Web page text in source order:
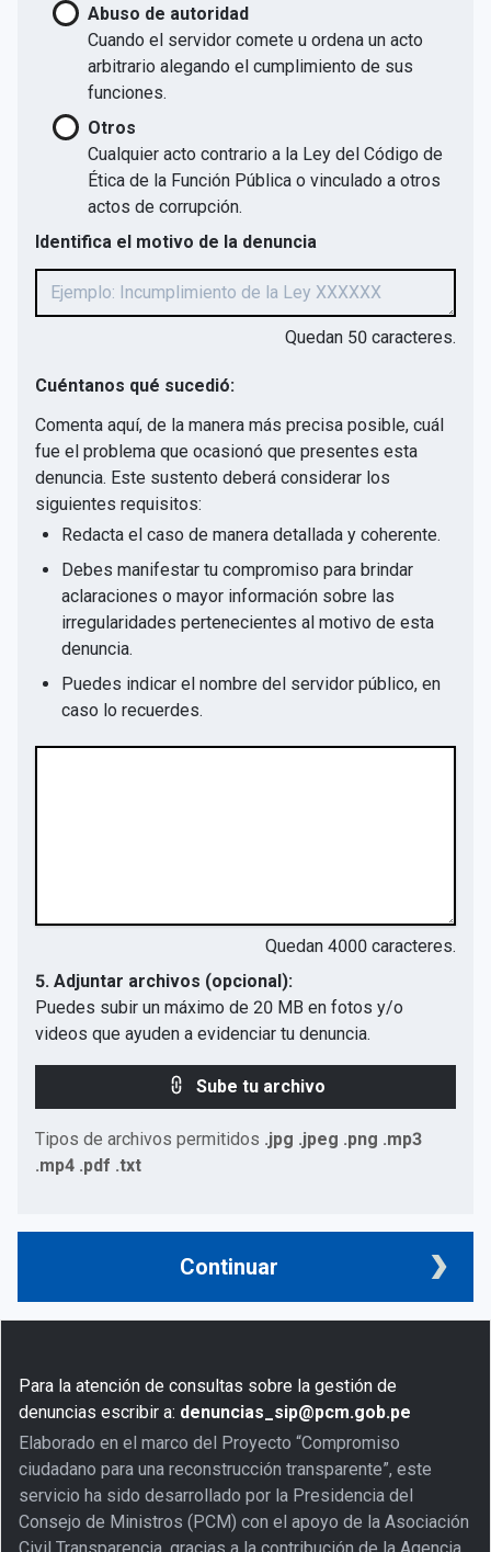
Abuso de autoridad
Cuando el servidor comete u ordena un acto
arbitrario alegando el cumplimiento de sus
funciones.
Otros
Cualquier acto contrario a la Ley del Código de
Ética de la Función Pública o vinculado a otros
actos de corrupción.
Identifica el motivo de la denuncia
Quedan 50 caracteres.
Cuéntanos qué sucedió:
Comenta aquí, de la manera más precisa posible, cuál
fue el problema que ocasionó que presentes esta
denuncia. Este sustento deberá considerar los
siguientes requisitos:
Redacta el caso de manera detallada y coherente.
Debes manifestar tu compromiso para brindar
aclaraciones o mayor información sobre las
irregularidades pertenecientes al motivo de esta
denuncia.
Puedes indicar el nombre del servidor público, en
caso lo recuerdes.
Quedan 4000 caracteres.
5. Adjuntar archivos (opcional):
Puedes subir un máximo de 20 MB en fotos y/o
videos que ayuden a evidenciar tu denuncia.
Sube tu archivo
Tipos de archivos permitidos .jpg .jpeg .png .mp3
.mp4 .pdf .txt
Continuar
Para la atención de consultas sobre la gestión de
denuncias escribir a: denuncias_sip@pcm.gob.pe
Elaborado en el marco del Proyecto “Compromiso
ciudadano para una reconstrucción transparente”, este
servicio ha sido desarrollado por la Presidencia del
Consejo de Ministros (PCM) con el apoyo de la Asociación